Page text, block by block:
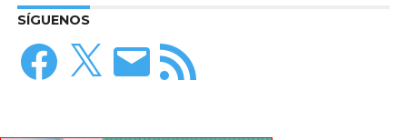
SÍGUENOS
Facebook
X
Correo
electrónico
Feed
RSS